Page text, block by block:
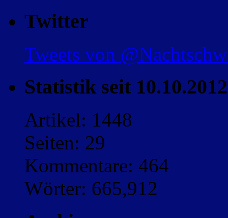
Twitter
Tweets von
Statistik seit 10.10.2012
Artikel: 1448
Seiten: 29
Kommentare: 464
Wörter: 665,912